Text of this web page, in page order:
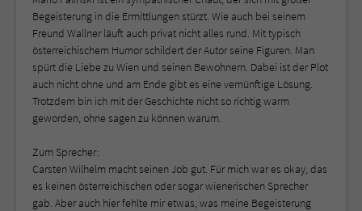
Begeisterung in die Ermittlungen stürzt. Wie auch bei seinem
Freund Wallner läuft auch privat nicht alles rund. Mit typisch
österreichischem Humor schildert der Autor seine Figuren. Man
spürt die Liebe zu Wien und seinen Bewohnern. Dabei ist der Plot
auch nicht ohne und am Ende gibt es eine vernünftige Lösung.
Trotzdem bin ich mit der Geschichte nicht so richtig warm
geworden, ohne sagen zu können warum.
Zum Sprecher:
Carsten Wilhelm macht seinen Job gut. Für mich war es okay, das
es keinen österreichischen oder sogar wienerischen Sprecher
gab. Aber auch hier fehlte mir etwas, was meine Begeisterung